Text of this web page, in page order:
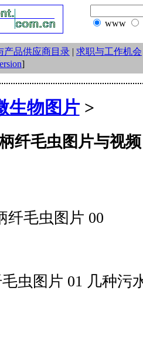
www
产品供应商目录 | 求职与工作机会
]
生物图片>
纤毛虫图片与视频
纤毛虫图片 00
虫图片 01 几种污